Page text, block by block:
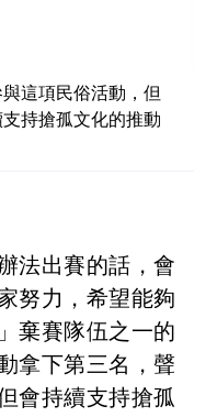
這項民俗活動，但
持搶孤文化的推動
法出賽的話，會
努力，希望能夠
棄賽隊伍之一的
拿下第三名，聲
會持續支持搶孤